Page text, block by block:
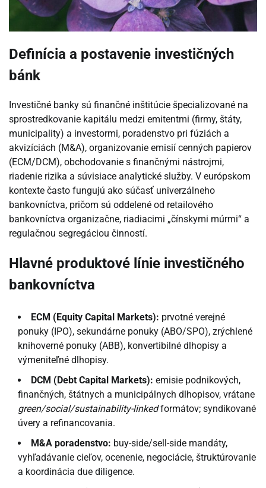
Definícia a postavenie investičných
bánk
Investičné banky sú finančné inštitúcie špecializované na
sprostredkovanie kapitálu medzi emitentmi (firmy, štáty,
municipality) a investormi, poradenstvo pri fúziách a
akvizíciách (M&A), organizovanie emisií cenných papierov
(ECM/DCM), obchodovanie s finančnými nástrojmi,
riadenie rizika a súvisiace analytické služby. V európskom
kontexte často fungujú ako súčasť univerzálneho
bankovníctva, pričom sú oddelené od retailového
bankovníctva organizačne, riadiacimi „čínskymi múrmi“ a
regulačnou segregáciou činností.
Hlavné produktové línie investičného
bankovníctva
ECM (Equity Capital Markets): prvotné verejné
ponuky (IPO), sekundárne ponuky (ABO/SPO), zrýchlené
knihoverné ponuky (ABB), konvertibilné dlhopisy a
výmeniteľné dlhopisy.
DCM (Debt Capital Markets): emisie podnikových,
finančných, štátnych a municipálnych dlhopisov, vrátane
green/social/sustainability-linkedformátov; syndikované
úvery a refinancovania.
M&A poradenstvo: buy-side/sell-side mandáty,
vyhľadávanie cieľov, ocenenie, negociácie, štruktúrovanie
a koordinácia due diligence.